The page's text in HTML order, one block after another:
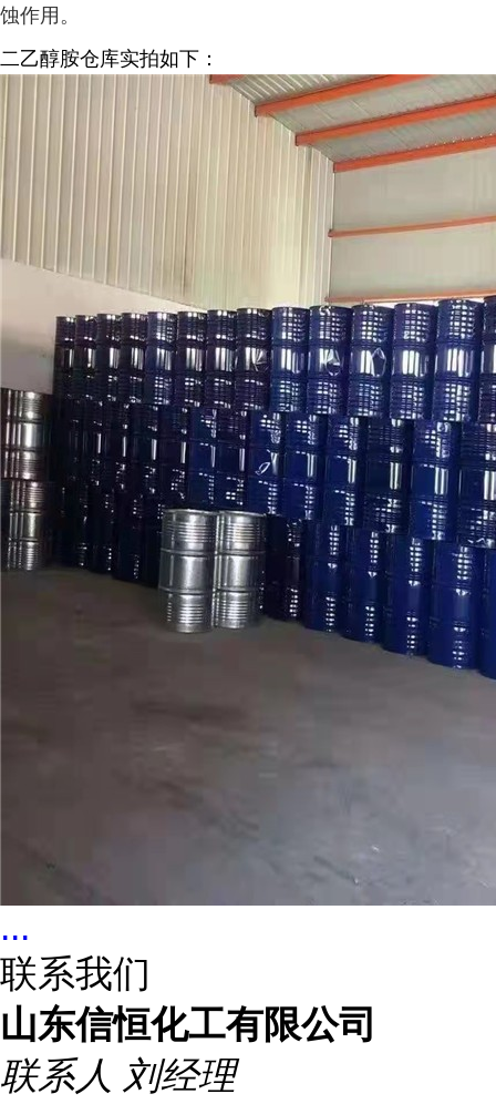
蚀作用。
二乙醇胺仓库实拍如下：
...
联系我们
山东信恒化工有限公司
联系人 刘经理